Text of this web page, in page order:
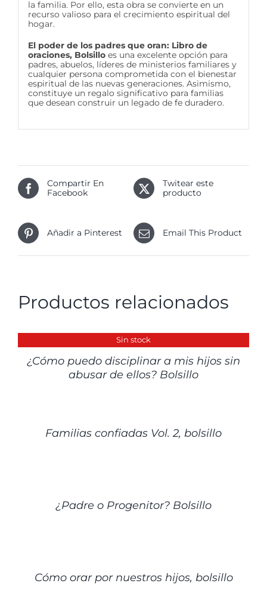
la familia. Por ello, esta obra se convierte en un
recurso valioso para el crecimiento espiritual del
hogar.
El poder de los padres que oran: Libro de
oraciones, Bolsilloes una excelente opción para
padres, abuelos, líderes de ministerios familiares y
cualquier persona comprometida con el bienestar
espiritual de las nuevas generaciones. Asimismo,
constituye un regalo significativo para familias
que desean construir un legado de fe duradero.
Compartir En
Facebook
Twitear este
producto
Añadir a Pinterest Email This Product
Productos relacionados
Sin stock
¿Cómo puedo disciplinar a mis hijos sin
abusar de ellos? Bolsillo
Familias confiadas Vol. 2, bolsillo
¿Padre o Progenitor? Bolsillo
Cómo orar por nuestros hijos, bolsillo